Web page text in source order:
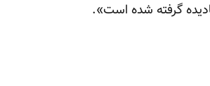
گرفته شده است».